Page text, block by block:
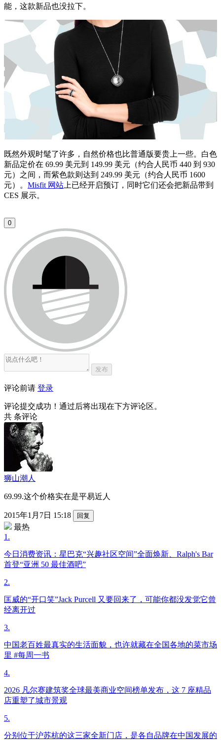
能，这款新品也没拉下。
既然外观时髦了许多，自然价格也比普通版要贵上一些。白色
新品定价在 69.99 美元到 149.99 美元（约合人民币 440 到 930
元）之间，而紫色款则达到 249.99 美元（约合人民币 1600
元）。 Misfit 网站 上已经开启预订，同时它们还会把新品带到
CES 展示。
0
发布
评论前请 登录
评论提交成功！通过后将出现在下方评论区。
共 条评论
狮山潮人
69.99.这个价格实在是平易近人
2015年1月7日 15:18 回复
最热
1.
今日消费资讯：星巴克“兴趣社区空间”全面焕新、Ralph's Bar
首登“亚洲 50 最佳酒吧”
2.
匡威的“开口笑”Jack Purcell 又要回来了，可能你都没发觉它曾
经离开过
3.
中国老百姓最真实的生活面貌，也许就藏在全国各地的菜市场
里 #每周一书
4.
2026 凡尔赛建筑奖全球最美商业空间榜单发布，这 7 座精品
店重塑了城市景观
5.
分别位于沪苏杭的这三家全新门店，是各自品牌在中国发展的